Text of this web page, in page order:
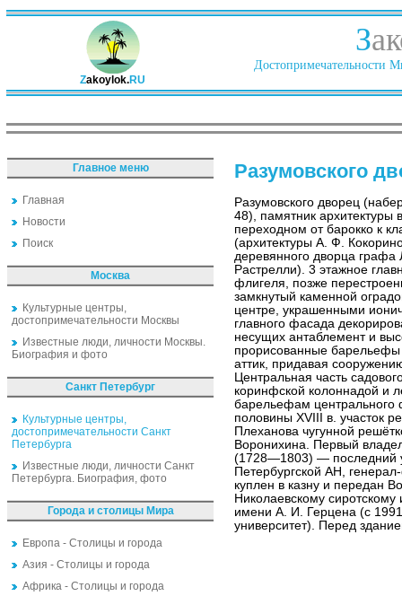
Zakoylok.RU
З
Достопримечательности
Главное меню
Главная
Новости
Поиск
Москва
Культурные центры,
достопримечательности Москвы
Известные люди, личности Москвы.
Биография и фото
Санкт Петербург
Культурные центры,
достопримечательности Санкт
Петербурга
Известные люди, личности Санкт
Петербурга. Биография, фото
Города и столицы Мира
Европа - Столицы и города
Азия - Столицы и города
Африка - Столицы и города
Разумовского
Разумовского дворец
48), памятник архитектуры
переходном от барокко к
(архитектуры А. Ф.
деревянного дворца графа
Растрелли). 3 этажное
флигеля, позже
замкнутый каменной
центре, украшенными
главного фасада
несущих антаблемент и
прорисованные
аттик, придавая
Центральная часть
коринфской колоннадой и
барельефам
половины XVIII в. участок
Плеханова чугунной
Воронихина. Первый
(1728—1803) — последний
Петербургской АН,
куплен в казну и передан
Николаевскому
имени А. И. Герцена (с 1991
университет). Перед